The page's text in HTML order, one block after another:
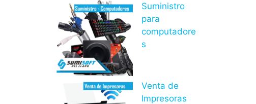
Suministro
para
computadore
s
Venta de
Impresoras